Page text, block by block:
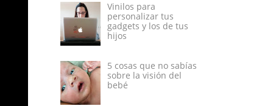
Vinilos para
personalizar tus
gadgets y los de tus
hijos
5 cosas que no sabías
sobre la visión del
bebé